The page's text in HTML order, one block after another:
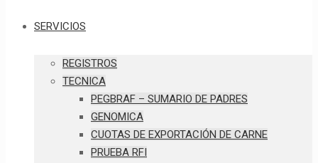
SERVICIOS
REGISTROS
TECNICA
PEGBRAF – SUMARIO DE PADRES
GENOMICA
CUOTAS DE EXPORTACIÓN DE CARNE
PRUEBA RFI